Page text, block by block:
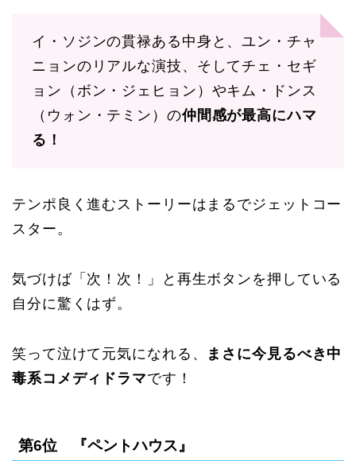
イ・ソジンの貫禄ある中身と、ユン・チャ
ニョンのリアルな演技、そしてチェ・セギ
ョン（ボン・ジェヒョン）やキム・ドンス
（ウォン・テミン）の仲間感が最高にハマ
る！
テンポ良く進むストーリーはまるでジェットコー
スター。
気づけば「次！次！」と再生ボタンを押している
自分に驚くはず。
笑って泣けて元気になれる、
まさに今見るべき中
毒系コメディドラマです！
第6位 『ペントハウス』